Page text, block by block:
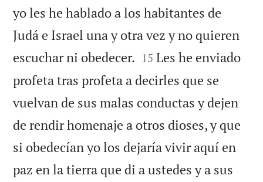
yo les he hablado a los habitantes de
Judá e Israel una y otra vez y no quieren
escuchar ni obedecer. 

15 Les he enviado
profeta tras profeta a decirles que se
vuelvan de sus malas conductas y dejen
de rendir homenaje a otros dioses, y que
si obedecían yo los dejaría vivir aquí en
paz en la tierra que di a ustedes y a sus